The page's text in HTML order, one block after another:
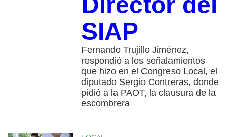
SIAP
Fernando Trujillo Jiménez,
respondió a los señalamientos
que hizo en el Congreso Local, el
diputado Sergio Contreras, donde
pidió a la PAOT, la clausura de la
escombrera